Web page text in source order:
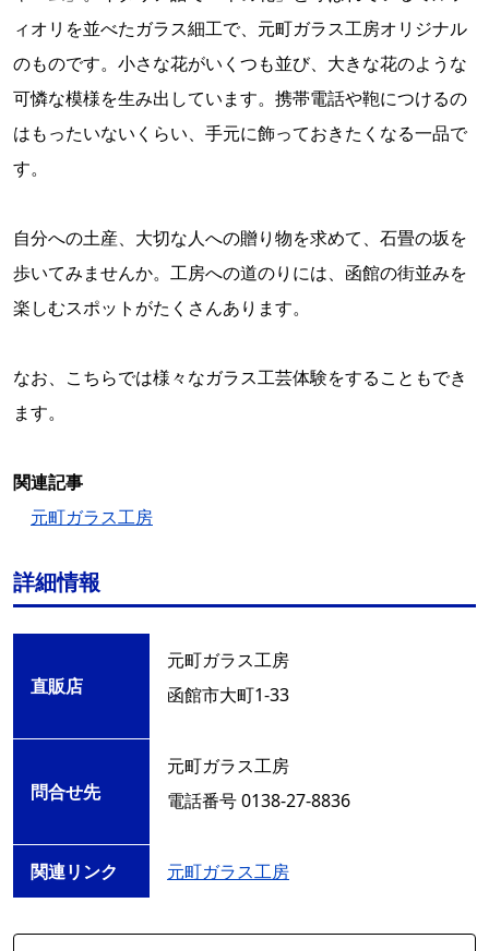
ィオリを並べたガラス細工で、元町ガラス工房オリジナル
のものです。小さな花がいくつも並び、大きな花のような
可憐な模様を生み出しています。携帯電話や鞄につけるの
はもったいないくらい、手元に飾っておきたくなる一品で
す。
自分への土産、大切な人への贈り物を求めて、石畳の坂を
歩いてみませんか。工房への道のりには、函館の街並みを
楽しむスポットがたくさんあります。
なお、こちらでは様々なガラス工芸体験をすることもでき
ます。
関連記事
元町ガラス工房
詳細情報
直販店
元町ガラス工房
函館市大町1-33
問合せ先
元町ガラス工房
電話番号 0138-27-8836
関連リンク 元町ガラス工房